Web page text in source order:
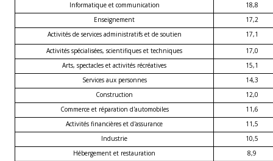
Informatique et communication
18,8
Enseignement
17,2
Activités de services administratifs et de soutien
17,1
Activités spécialisées, scientifiques et techniques
17,0
Arts, spectacles et activités récréatives
15,1
Services aux personnes
14,3
Construction
12,0
Commerce et réparation d'automobiles
11,6
Activités financières et d'assurance
11,5
Industrie
10,5
Hébergement et restauration
8,9